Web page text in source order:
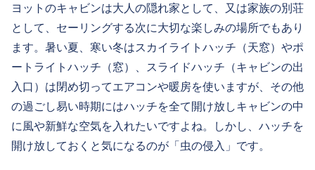
ヨットのキャビンは大人の隠れ家として、又は家族の別荘
として、セーリングする次に大切な楽しみの場所でもあり
ます。暑い夏、寒い冬はスカイライトハッチ（天窓）やポ
ートライトハッチ（窓）、スライドハッチ（キャビンの出
入口）は閉め切ってエアコンや暖房を使いますが、その他
の過ごし易い時期にはハッチを全て開け放しキャビンの中
に風や新鮮な空気を入れたいですよね。しかし、ハッチを
開け放しておくと気になるのが「虫の侵入」です。